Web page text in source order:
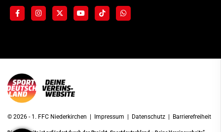
© 2026 - 1. FFC Niederkirchen | Impressum | Datenschutz | Barrierefreiheit